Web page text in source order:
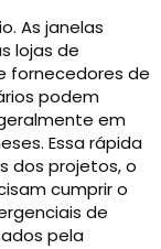
As janelas
lojas de
fornecedores de
podem
em
Essa rápida
dos projetos, o
cumprir o
de
​​pela